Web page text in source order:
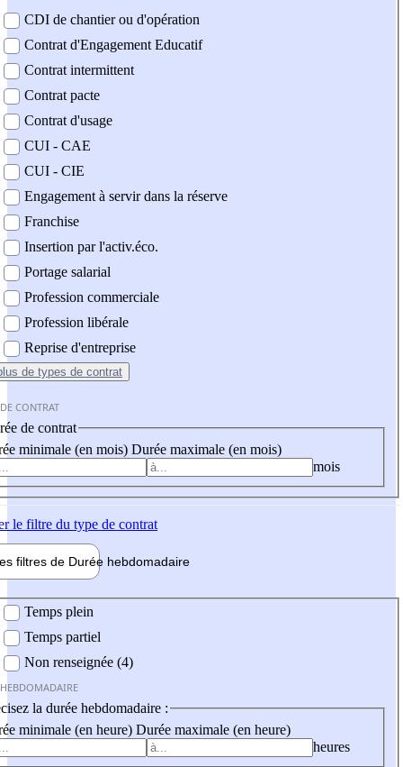
CDI de chantier ou d'opération
Contrat d'Engagement Educatif
Contrat intermittent
Contrat pacte
Contrat d'usage
CUI - CAE
CUI - CIE
Engagement à servir dans la réserve
Franchise
Insertion par l'activ.éco.
Portage salarial
Profession commerciale
Profession libérale
Reprise d'entreprise
de types de contrat
CONTRAT
de contrat
minimale (en mois) Durée maximale (en mois)
mois
le filtre du type de contrat
filtres de Durée hebdomadaire
Temps plein
Temps partiel
Non renseignée (4)
la durée hebdomadaire :
minimale (en heure) Durée maximale (en heure)
heures